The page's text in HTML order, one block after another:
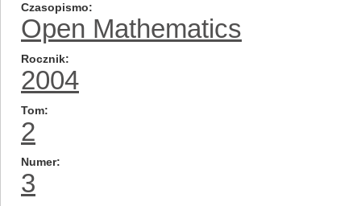
Czasopismo
Open Mathematics
Rocznik
2004
Tom
2
Numer
3